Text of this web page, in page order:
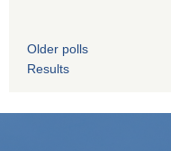
Older polls
Results